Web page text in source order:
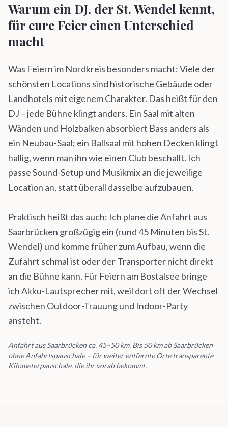
Warum ein DJ, der St. Wendel kennt,
für eure Feier einen Unterschied
macht
Was Feiern im Nordkreis besonders macht: Viele der
schönsten Locations sind historische Gebäude oder
Landhotels mit eigenem Charakter. Das heißt für den
DJ – jede Bühne klingt anders. Ein Saal mit alten
Wänden und Holzbalken absorbiert Bass anders als
ein Neubau-Saal; ein Ballsaal mit hohen Decken klingt
hallig, wenn man ihn wie einen Club beschallt. Ich
passe Sound-Setup und Musikmix an die jeweilige
Location an, statt überall dasselbe aufzubauen.
Praktisch heißt das auch: Ich plane die Anfahrt aus
Saarbrücken großzügig ein (rund 45 Minuten bis St.
Wendel) und komme früher zum Aufbau, wenn die
Zufahrt schmal ist oder der Transporter nicht direkt
an die Bühne kann. Für Feiern am Bostalsee bringe
ich Akku-Lautsprecher mit, weil dort oft der Wechsel
zwischen Outdoor-Trauung und Indoor-Party
ansteht.
Anfahrt aus Saarbrücken ca. 45–50 km. Bis 50 km ab Saarbrücken
ohne Anfahrtspauschale – für weiter entfernte Orte transparente
Kilometerpauschale, die ihr vorab bekommt.